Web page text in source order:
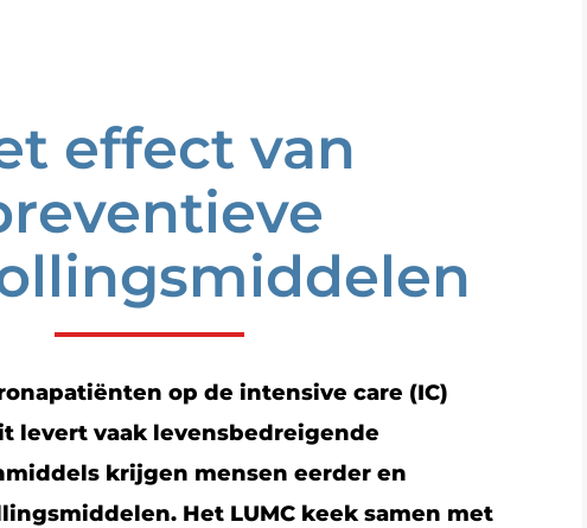
effect van
op de intensive care (IC)
levert vaak levensbedreigende
krijgen mensen eerder en
Het LUMC keek samen met